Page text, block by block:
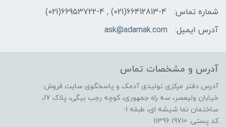
شماره تماس:
66412813-4(021) , 66953722-4(021)
آدرس ایمیل:
ask@adamak.com
آدرس و مشخصات تماس
آدرس دفتر مرکزی تولیدی آدمک و پاسخگوی سایت فروش:
خیابان ولیعصر، سه راه جمهوری، کوچه رجب بیگی، پلاک 17،
ساختمان نما شیشه ای، طبقه 1-.
کد پستی: 19710 11396